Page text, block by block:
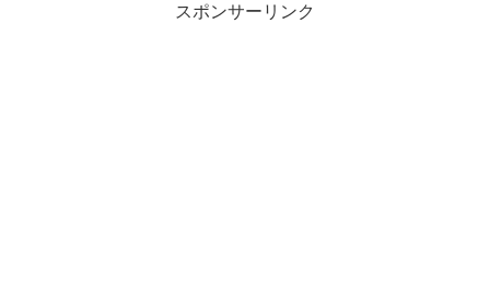
スポンサーリンク